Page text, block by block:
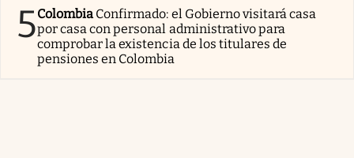
5Colombia Confirmado: el Gobierno visitará casa
por casa con personal administrativo para
comprobar la existencia de los titulares de
pensiones en Colombia